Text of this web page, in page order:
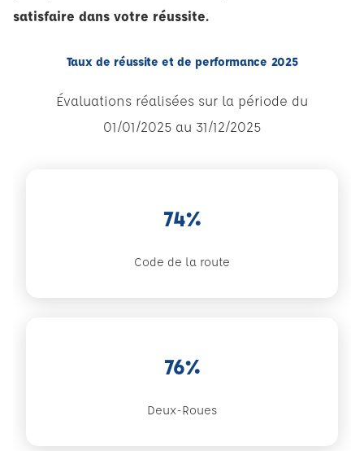
satisfaire dans votre réussite.
Taux de réussite et de performance 2025
Évaluations réalisées sur la période du
01/01/2025 au 31/12/2025
74%
Code de la route
76%
Deux-Roues